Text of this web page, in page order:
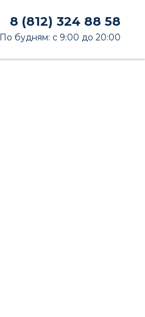
8 (812) 324 88 58
По будням: с 9:00 до 20:00